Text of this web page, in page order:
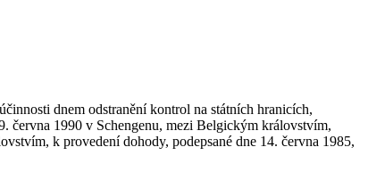
dnem odstranění kontrol na státních hranicích,
června 1990 v Schengenu, mezi Belgickým královstvím,
k provedení dohody, podepsané dne 14. června 1985,